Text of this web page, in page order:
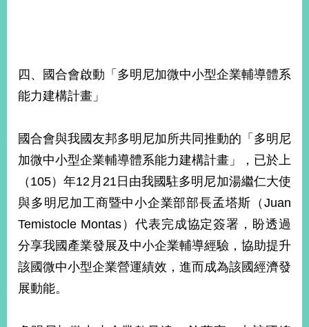
四、國合會啟動「多明尼加微中小型企業輔導體系
能力建構計畫」
國合會與我國友邦多明尼加所共同推動的「多明尼
加微中小型企業輔導體系能力建構計畫」，已於上
（105）年12月21日由我國駐多明尼加湯繼仁大使
與多明尼加工商暨中小企業部部長孟塔斯（Juan
Temistocle Montas）代表完成協定簽署，盼透過
分享我國產業發展及中小企業輔導經驗，協助提升
該國微中小型企業營運績效，進而成為該國經濟發
展動能。